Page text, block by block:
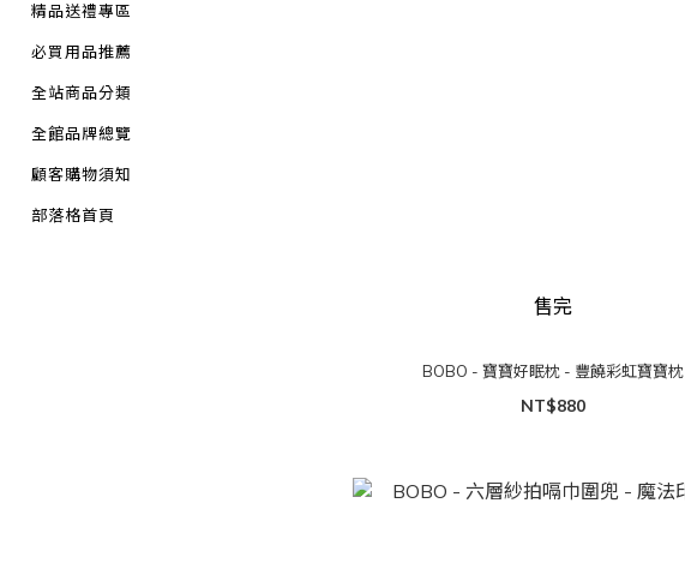
精品送禮專區
必買用品推薦
全站商品分類
全館品牌總覽
顧客購物須知
部落格首頁
售完
BOBO - 寶寶好眠枕 - 豐饒彩虹寶寶枕
NT$880